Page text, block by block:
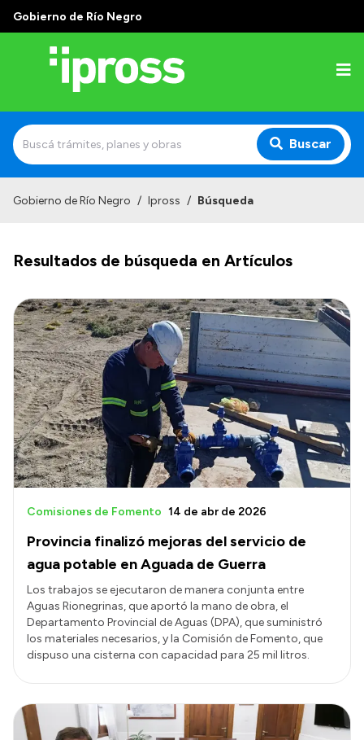
Gobierno de Río Negro
Buscar
¿Qué es IPROSS?
Autoridades
Delegaciones
Consultorios Propios
Presentación CV
Transparencia
Inversión en Salud
Licitaciones
Gobierno de Río Negro / Ipross / Búsqueda
Resultados de búsqueda en Artículos
Provincia finalizó mejoras del servicio de
agua potable en Aguada de Guerra
Comisiones de Fomento 14 de abr de 2026
Los trabajos se ejecutaron de manera conjunta entre
Aguas Rionegrinas, que aportó la mano de obra, el
Departamento Provincial de Aguas (DPA), que suministró
los materiales necesarios, y la Comisión de Fomento, que
dispuso una cisterna con capacidad para 25 mil litros.